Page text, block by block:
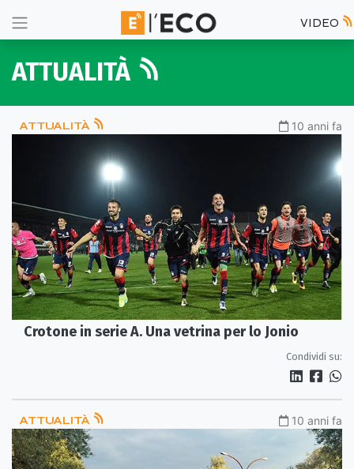
VIDEO
ATTUALITÀ
ATTUALITÀ 10 anni fa
Crotone in serie A. Una vetrina per lo Jonio
Condividi su:
ATTUALITÀ 10 anni fa